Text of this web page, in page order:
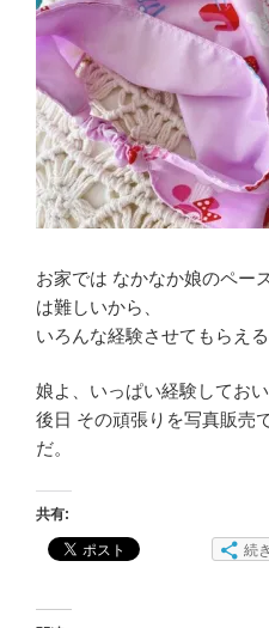
お家では なかなか娘のペー
は難しいから、
いろんな経験させてもらえ
娘よ、いっぱい経験しておい
後日 その頑張りを写真販売
だ。
共有:
続き